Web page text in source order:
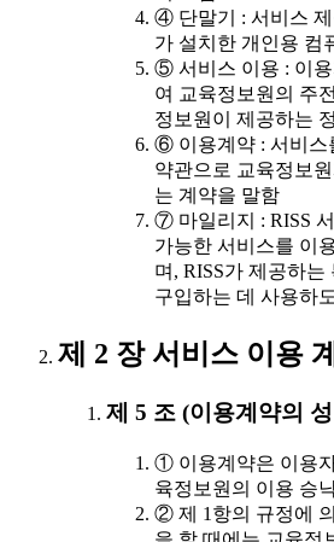
④ 단말기 : 서비스
가 설치한 개인용 컴
⑤ 서비스 이용 : 이
여 교육정보원의 주
정보원이 제공하는
⑥ 이용계약 : 서비스
약관으로 교육정보
는 계약을 말함
⑦ 마일리지 : RISS
가능한 서비스를 이
며, RISS가 제공하
구입하는 데 사용하
제 2 장 서비스 이용
제 5 조 (이용계약의
① 이용계약은 이용
육정보원의 이용 승
② 제 1항의 규정에